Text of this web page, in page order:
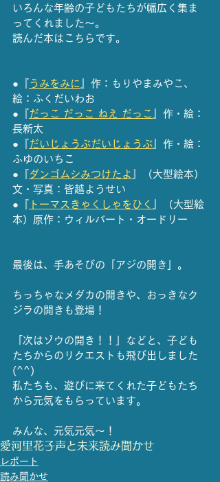
いろんな年齢の子どもたちが幅広く集ま
ってくれました～。
読んだ本はこちらです。
●『 うみをみに 』作：もりやまみやこ、
絵：ふくだいわお
●『
だっこ だっこ ねえ だっこ
』作・絵：
長新太
●『
だいじょうぶだいじょうぶ 』作・絵：
ふゆのいちこ
●『
ダンゴムシみつけたよ
』（大型絵本）
文・写真：皆越ようせい
●『
トーマスきゃくしゃをひく
』（大型絵
本）原作：ウィルバート・オードリー
最後は、手あそびの「アジの開き」。
ちっちゃなメダカの開きや、おっきなク
ジラの開きも登場！
「次はゾウの開き！！」などと、子ども
たちからのリクエストも飛び出しました
(^^)
私たちも、遊びに来てくれた子どもたち
から元気をもらっています。
愛河里花子声と未来読み聞かせ
レポート
読み聞かせ